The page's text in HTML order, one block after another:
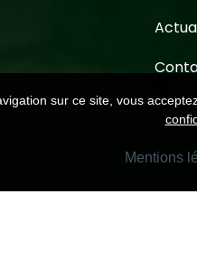
sur ce site, vous
Mentions